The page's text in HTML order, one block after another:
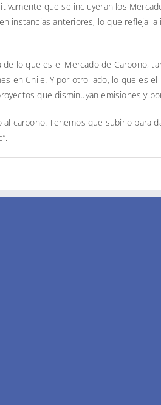
que se incluyeran los
instancias anteriores, lo que refleja
lo que es el Mercado de Carbono,
en Chile. Y por otro lado, lo que es
que disminuyan emisiones y
carbono. Tenemos que subirlo para